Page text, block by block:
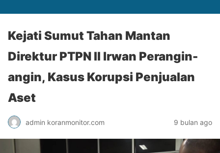
Kejati Sumut Tahan Mantan
Direktur PTPN II Irwan Perangin-
angin, Kasus Korupsi Penjualan
Aset
admin koranmonitor.com 9 bulan ago